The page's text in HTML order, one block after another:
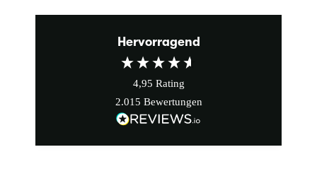
Hervorragend
4,95 Rating
2.015 Bewertungen